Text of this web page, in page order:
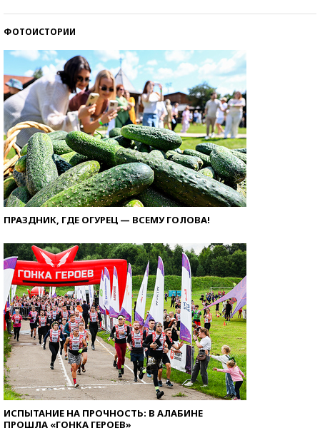
ФОТОИСТОРИИ
ПРАЗДНИК, ГДЕ ОГУРЕЦ — ВСЕМУ ГОЛОВА!
ИСПЫТАНИЕ НА ПРОЧНОСТЬ: В АЛАБИНЕ
ПРОШЛА «ГОНКА ГЕРОЕВ»